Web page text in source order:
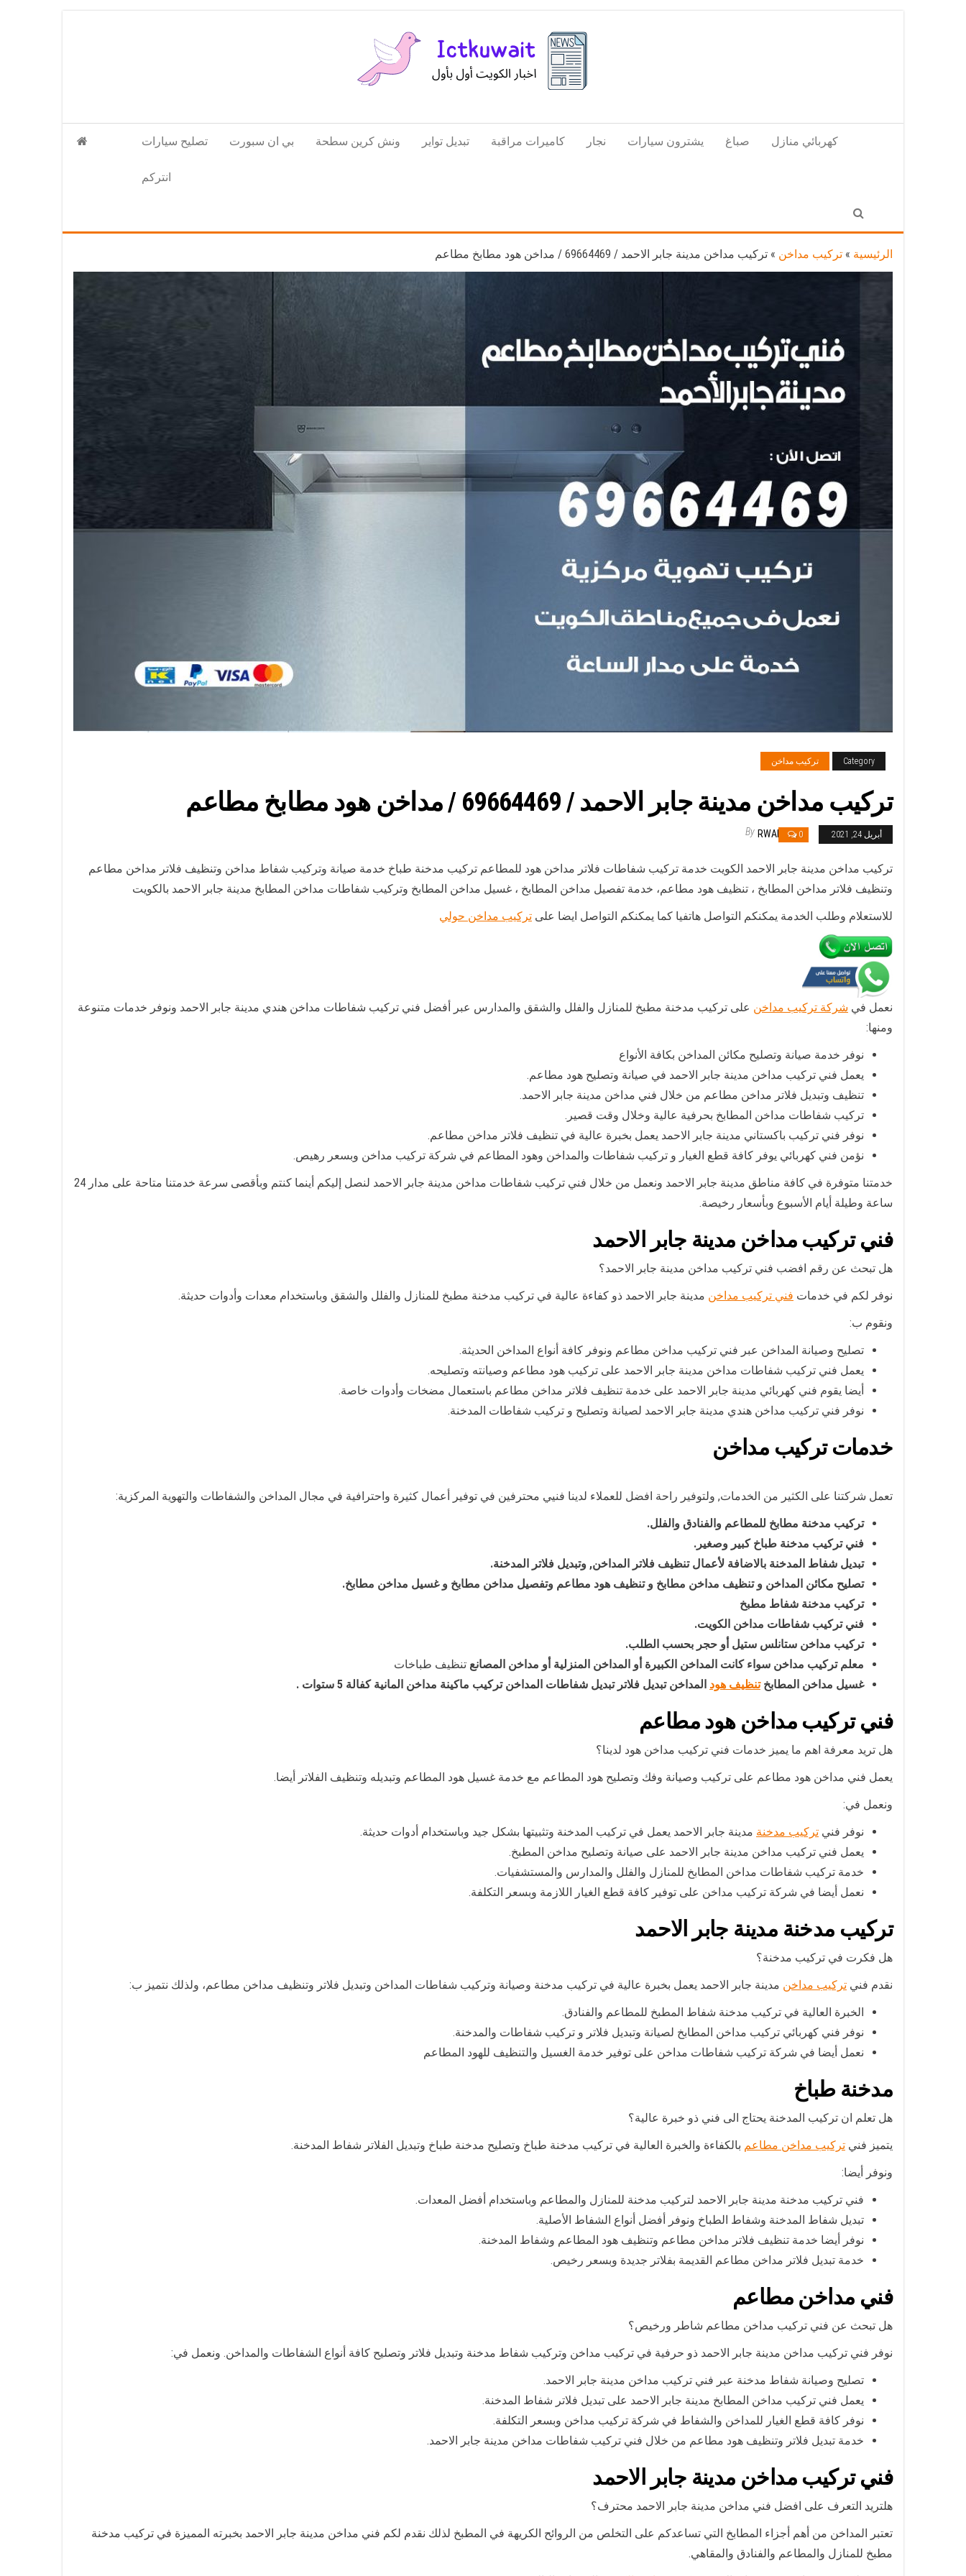
الكويت
تكنولوجيا
المعلومات
تصليح سيارات بي ان سبورت ونش كرين سطحة تبديل تواير كاميرات مراقبة نجار يشترون سيارات صباغ كهربائي منازل
انتركم
الرئيسية » تركيب مداخن » تركيب مداخن مدينة جابر الاحمد / 69664469 / مداخن هود مطابخ مطاعم
Category تركيب مداخن
تركيب مداخن مدينة جابر الاحمد / 69664469 / مداخن هود مطابخ مطاعم
أبريل 24, 2021 0
By RWAN
تركيب مداخن مدينة جابر الاحمد الكويت خدمة تركيب شفاطات فلاتر مداخن هود للمطاعم تركيب مدخنة طباخ خدمة صيانة وتركيب شفاط مداخن وتنظيف فلاتر مداخن مطاعم
وتنظيف فلاتر مداخن المطابخ ، تنظيف هود مطاعم، خدمة تفصيل مداخن المطابخ ، غسيل مداخن المطابخ وتركيب شفاطات مداخن المطابخ مدينة جابر الاحمد بالكويت
للاستعلام وطلب الخدمة يمكنكم التواصل هاتفيا كما يمكنكم التواصل ايضا على تركيب مداخن حولي
نعمل في شركة تركيب مداخن على تركيب مدخنة مطبخ للمنازل والفلل والشقق والمدارس عبر أفضل فني تركيب شفاطات مداخن هندي مدينة جابر الاحمد ونوفر خدمات متنوعة
ومنها:
نوفر خدمة صيانة وتصليح مكائن المداخن بكافة الأنواع
يعمل فني تركيب مداخن مدينة جابر الاحمد في صيانة وتصليح هود مطاعم.
تنظيف وتبديل فلاتر مداخن مطاعم من خلال فني مداخن مدينة جابر الاحمد.
تركيب شفاطات مداخن المطابخ بحرفية عالية وخلال وقت قصير.
نوفر فني تركيب باكستاني مدينة جابر الاحمد يعمل بخبرة عالية في تنظيف فلاتر مداخن مطاعم.
نؤمن فني كهربائي يوفر كافة قطع الغيار و تركيب شفاطات والمداخن وهود المطاعم في شركة تركيب مداخن وبسعر رهيص.
خدمتنا متوفرة في كافة مناطق مدينة جابر الاحمد ونعمل من خلال فني تركيب شفاطات مداخن مدينة جابر الاحمد لنصل إليكم أينما كنتم وبأقصى سرعة خدمتنا متاحة على مدار 24
ساعة وطيلة أيام الأسبوع وبأسعار رخيصة.
فني تركيب مداخن مدينة جابر الاحمد
هل تبحث عن رقم افضب فني تركيب مداخن مدينة جابر الاحمد؟
نوفر لكم في خدمات فني تركيب مداخن مدينة جابر الاحمد ذو كفاءة عالية في تركيب مدخنة مطبخ للمنازل والفلل والشقق وباستخدام معدات وأدوات حديثة.
ونقوم ب:
تصليح وصيانة المداخن عبر فني تركيب مداخن مطاعم ونوفر كافة أنواع المداخن الحديثة.
يعمل فني تركيب شفاطات مداخن مدينة جابر الاحمد على تركيب هود مطاعم وصيانته وتصليحه.
أيضا يقوم فني كهربائي مدينة جابر الاحمد على خدمة تنظيف فلاتر مداخن مطاعم باستعمال مضخات وأدوات خاصة.
نوفر فني تركيب مداخن هندي مدينة جابر الاحمد لصيانة وتصليح و تركيب شفاطات المدخنة.
خدمات تركيب مداخن
تعمل شركتنا على الكثير من الخدمات, ولتوفير راحة افضل للعملاء لدينا فنيي محترفين في توفير أعمال كثيرة واحترافية في مجال المداخن والشفاطات والتهوية المركزية:
تركيب مدخنة مطابخ للمطاعم والفنادق والفلل.
فني تركيب مدخنة طباخ كبير وصغير.
تبديل شفاط المدخنة بالاضافة لأعمال تنظيف فلاتر المداخن, وتبديل فلاتر المدخنة.
تصليح مكائن المداخن و تنظيف مداخن مطابخ و تنظيف هود مطاعم وتفصيل مداخن مطابخ و غسيل مداخن مطابخ.
تركيب مدخنة شفاط مطبخ
فني تركيب شفاطات مداخن الكويت.
تركيب مداخن ستانلس ستيل أو حجر بحسب الطلب.
معلم تركيب مداخن سواء كانت المداخن الكبيرة أو المداخن المنزلية أو مداخن المصانع تنظيف طباخات
غسيل مداخن المطابختنظيف هود المداخن تبديل فلاتر تبديل شفاطات المداخن تركيب ماكينة مداخن المانية كفالة 5 ستوات .
فني تركيب مداخن هود مطاعم
هل تريد معرفة اهم ما يميز خدمات فني تركيب مداخن هود لدينا؟
يعمل فني مداخن هود مطاعم على تركيب وصيانة وفك وتصليح هود المطاعم مع خدمة غسيل هود المطاعم وتبديله وتنظيف الفلاتر أيضا.
ونعمل في:
نوفر فني تركيب مدخنة مدينة جابر الاحمد يعمل في تركيب المدخنة وتثبيتها بشكل جيد وباستخدام أدوات حديثة.
يعمل فني تركيب مداخن مدينة جابر الاحمد على صيانة وتصليح مداخن المطبخ.
خدمة تركيب شفاطات مداخن المطابخ للمنازل والفلل والمدارس والمستشفيات.
نعمل أيضا في شركة تركيب مداخن على توفير كافة قطع الغيار اللازمة وبسعر التكلفة.
تركيب مدخنة مدينة جابر الاحمد
هل فكرت في تركيب مدخنة؟
نقدم فني تركيب مداخن مدينة جابر الاحمد يعمل بخبرة عالية في تركيب مدخنة وصيانة وتركيب شفاطات المداخن وتبديل فلاتر وتنظيف مداخن مطاعم، ولذلك نتميز ب:
الخبرة العالية في تركيب مدخنة شفاط المطبخ للمطاعم والفنادق.
نوفر فني كهربائي تركيب مداخن المطابخ لصيانة وتبديل فلاتر و تركيب شفاطات والمدخنة.
نعمل أيضا في شركة تركيب شفاطات مداخن على توفير خدمة الغسيل والتنظيف للهود المطاعم
مدخنة طباخ
هل تعلم ان تركيب المدخنة يحتاج الى فني ذو خبرة عالية؟
يتميز فني تركيب مداخن مطاعم بالكفاءة والخبرة العالية في تركيب مدخنة طباخ وتصليح مدخنة طباخ وتبديل الفلاتر شفاط المدخنة.
ونوفر أيضا:
فني تركيب مدخنة مدينة جابر الاحمد لتركيب مدخنة للمنازل والمطاعم وباستخدام أفضل المعدات.
تبديل شفاط المدخنة وشفاط الطباخ ونوفر أفضل أنواع الشفاط الأصلية.
نوفر أيضا خدمة تنظيف فلاتر مداخن مطاعم وتنظيف هود المطاعم وشفاط المدخنة.
خدمة تبديل فلاتر مداخن مطاعم القديمة بفلاتر جديدة وبسعر رخيص.
فني مداخن مطاعم
هل تبحث عن فني تركيب مداخن مطاعم شاطر ورخيص؟
نوفر فني تركيب مداخن مدينة جابر الاحمد ذو حرفية في تركيب مداخن وتركيب شفاط مدخنة وتبديل فلاتر وتصليح كافة أنواع الشفاطات والمداخن. ونعمل في:
تصليح وصيانة شفاط مدخنة عبر فني تركيب مداخن مدينة جابر الاحمد.
يعمل فني تركيب مداخن المطابخ مدينة جابر الاحمد على تبديل فلاتر شفاط المدخنة.
نوفر كافة قطع الغيار للمداخن والشفاط في شركة تركيب مداخن وبسعر التكلفة.
خدمة تبديل فلاتر وتنظيف هود مطاعم من خلال فني تركيب شفاطات مداخن مدينة جابر الاحمد.
فني تركيب مداخن مدينة جابر الاحمد
هلتريد التعرف على افضل فني مداخن مدينة جابر الاحمد محترف؟
تعتبر المداخن من أهم أجزاء المطابخ التي تساعدكم على التخلص من الروائح الكريهة في المطبخ لذلك نقدم لكم فني مداخن مدينة جابر الاحمد بخبرته المميزة في تركيب مدخنة
مطبخ للمنازل والمطاعم والفنادق والمقاهي.